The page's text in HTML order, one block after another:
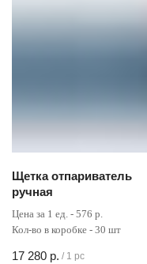
Щетка отпариватель
ручная
Цена за 1 ед. - 576 р.
Кол-во в коробке - 30 шт
17 280 р. / 1 pc